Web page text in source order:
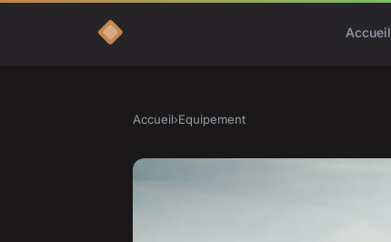
Accueil
Accueil›Equipement